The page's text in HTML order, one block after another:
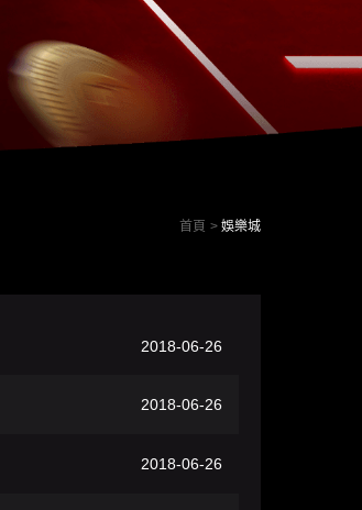
首頁 娛樂城
2018-06-26
2018-06-26
2018-06-26